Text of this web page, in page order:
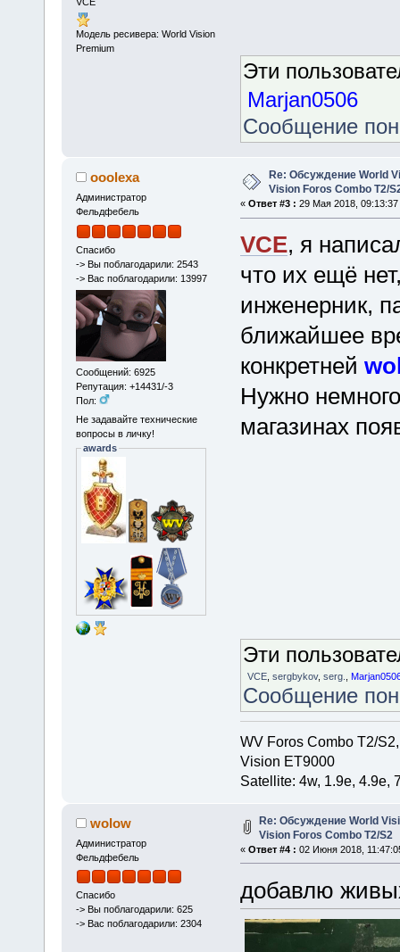
Модель ресивера: World Vision
Premium
Эти
Marjan0506
Сообщение
ooolexa
Администратор
Фельдфебель
Спасибо
-> Вы поблагодарили: 2543
-> Вас поблагодарили: 13997
Сообщений: 6925
Репутация: +14431/-3
Пол:
Не задавайте технические
вопросы в личку!
awards
Re: Обсуждение World
Vision Foros Combo T2/
« Ответ #3 : 29 Мая 2018, 09:13:37
VCE, я
что их ещё
инженерник,
ближайшее
конкретней
Нужно
магазинах
Эти
VCE ,sergbykov,serg. ,
Сообщение
WV Foros Combo T2/
Vision ET9000
Satellite: 4w, 1.9е, 4.9e,
wolow
Администратор
Фельдфебель
Спасибо
-> Вы поблагодарили: 625
-> Вас поблагодарили: 2304
Re: Обсуждение World
Vision Foros Combo T2/S2
« Ответ #4 : 02 Июня 2018,
добавлю